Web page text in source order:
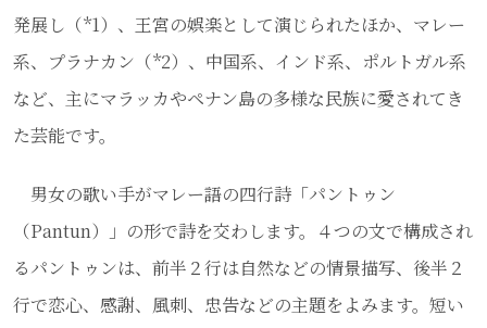
発展し（*1）、王宮の娯楽として演じられたほか、マレー
系、プラナカン（*2）、中国系、インド系、ポルトガル系
など、主にマラッカやペナン島の多様な民族に愛されてき
た芸能です。
男女の歌い手がマレー語の四行詩「パントゥン
（Pantun）」の形で詩を交わします。４つの文で構成され
るパントゥンは、前半２行は自然などの情景描写、後半２
行で恋心、感謝、風刺、忠告などの主題をよみます。短い